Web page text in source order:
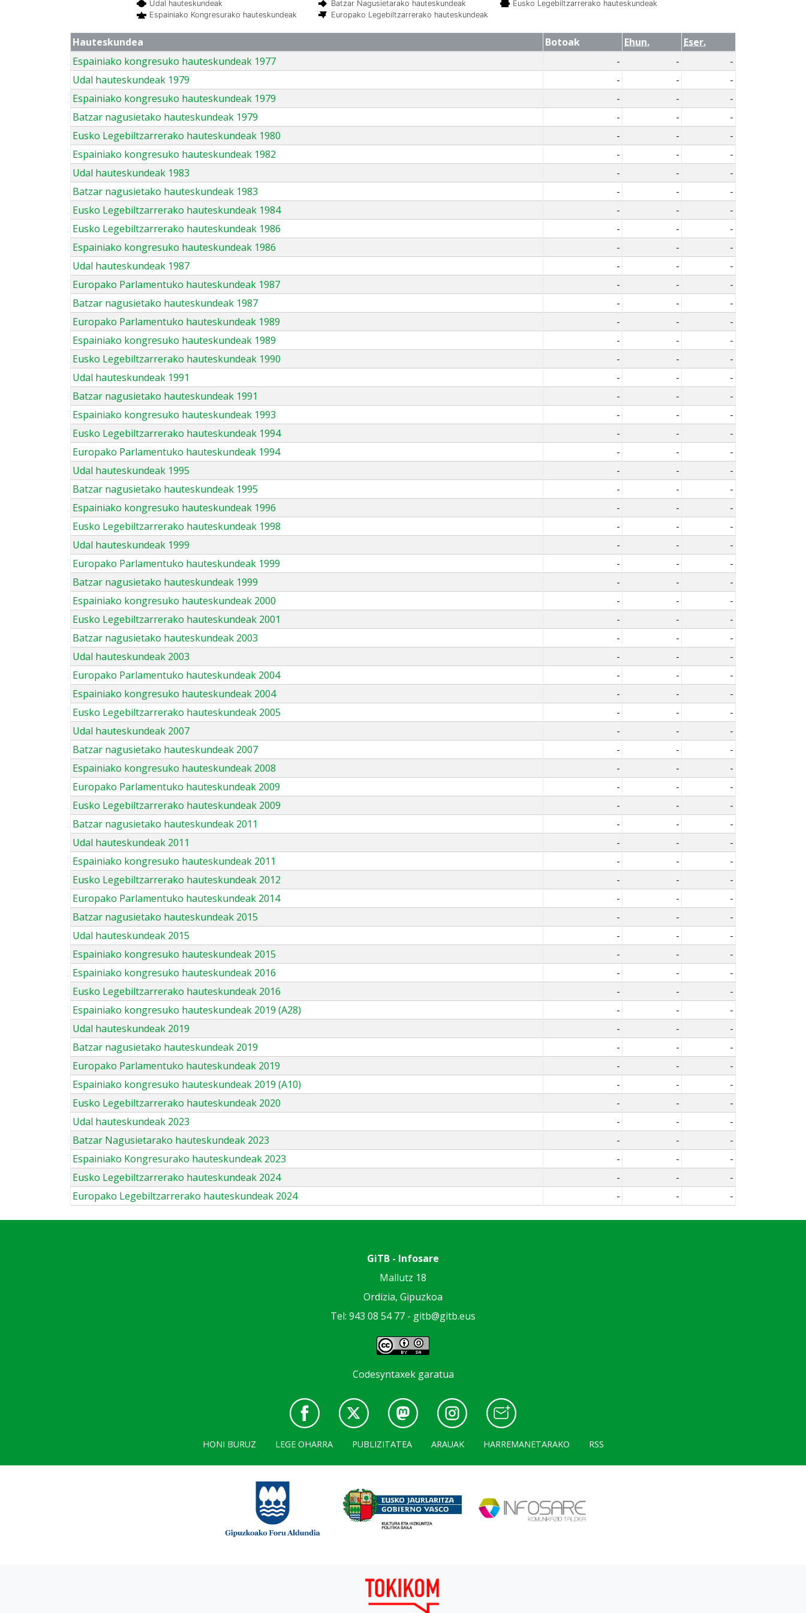
Udal hauteskundeak Batzar Nagusietarako hauteskundeak
Eusko Legebiltzarrerako hauteskundeak
Espainiako Kongresurako hauteskundeak
Europako Legebiltzarrerako hauteskundeak
Hauteskundea Botoak Ehun.
Eser.
Espainiako kongresuko hauteskundeak 1977
- -
-
Udal hauteskundeak 1979
- -
-
Espainiako kongresuko hauteskundeak 1979
- -
-
Batzar nagusietako hauteskundeak 1979
- -
-
Eusko Legebiltzarrerako hauteskundeak 1980
- -
-
Espainiako kongresuko hauteskundeak 1982
- -
-
Udal hauteskundeak 1983
- -
-
Batzar nagusietako hauteskundeak 1983
- -
-
Eusko Legebiltzarrerako hauteskundeak 1984
- -
-
Eusko Legebiltzarrerako hauteskundeak 1986
- -
-
Espainiako kongresuko hauteskundeak 1986
- -
-
Udal hauteskundeak 1987
- -
-
Europako Parlamentuko hauteskundeak 1987
- -
-
Batzar nagusietako hauteskundeak 1987
- -
-
Europako Parlamentuko hauteskundeak 1989
- -
-
Espainiako kongresuko hauteskundeak 1989
- -
-
Eusko Legebiltzarrerako hauteskundeak 1990
- -
-
Udal hauteskundeak 1991
- -
-
Batzar nagusietako hauteskundeak 1991
- -
-
Espainiako kongresuko hauteskundeak 1993
- -
-
Eusko Legebiltzarrerako hauteskundeak 1994
- -
-
Europako Parlamentuko hauteskundeak 1994
- -
-
Udal hauteskundeak 1995
- -
-
Batzar nagusietako hauteskundeak 1995
- -
-
Espainiako kongresuko hauteskundeak 1996
- -
-
Eusko Legebiltzarrerako hauteskundeak 1998
- -
-
Udal hauteskundeak 1999
- -
-
Europako Parlamentuko hauteskundeak 1999
- -
-
Batzar nagusietako hauteskundeak 1999
- -
-
Espainiako kongresuko hauteskundeak 2000
- -
-
Eusko Legebiltzarrerako hauteskundeak 2001
- -
-
Batzar nagusietako hauteskundeak 2003
- -
-
Udal hauteskundeak 2003
- -
-
Europako Parlamentuko hauteskundeak 2004
- -
-
Espainiako kongresuko hauteskundeak 2004
- -
-
Eusko Legebiltzarrerako hauteskundeak 2005
- -
-
Udal hauteskundeak 2007
- -
-
Batzar nagusietako hauteskundeak 2007
- -
-
Espainiako kongresuko hauteskundeak 2008
- -
-
Europako Parlamentuko hauteskundeak 2009
- -
-
Eusko Legebiltzarrerako hauteskundeak 2009
- -
-
Batzar nagusietako hauteskundeak 2011
- -
-
Udal hauteskundeak 2011
- -
-
Espainiako kongresuko hauteskundeak 2011
- -
-
Eusko Legebiltzarrerako hauteskundeak 2012
- -
-
Europako Parlamentuko hauteskundeak 2014
- -
-
Batzar nagusietako hauteskundeak 2015
- -
-
Udal hauteskundeak 2015
- -
-
Espainiako kongresuko hauteskundeak 2015
- -
-
Espainiako kongresuko hauteskundeak 2016
- -
-
Eusko Legebiltzarrerako hauteskundeak 2016
- -
-
Espainiako kongresuko hauteskundeak 2019 (A28)
- -
-
Udal hauteskundeak 2019
- -
-
Batzar nagusietako hauteskundeak 2019
- -
-
Europako Parlamentuko hauteskundeak 2019
- -
-
Espainiako kongresuko hauteskundeak 2019 (A10)
- -
-
Eusko Legebiltzarrerako hauteskundeak 2020
- -
-
Udal hauteskundeak 2023
- -
-
Batzar Nagusietarako hauteskundeak 2023
- -
-
Espainiako Kongresurako hauteskundeak 2023
- -
-
Eusko Legebiltzarrerako hauteskundeak 2024
- -
-
Europako Legebiltzarrerako hauteskundeak 2024
- - -
GiTB - Infosare
Mallutz 18
Ordizia, Gipuzkoa
Tel: 943 08 54 77 - gitb@gitb.eus
Codesyntaxek garatua
HONI BURUZ LEGE OHARRA PUBLIZITATEA ARAUAK HARREMANETARAKO RSS